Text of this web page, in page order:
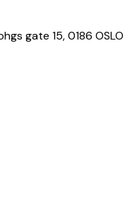
gate 15, 0186 OSLO